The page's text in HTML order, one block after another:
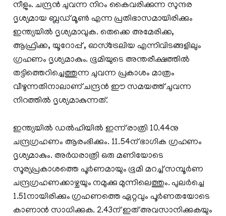
നീളും. ചന്ദ്രന്‍ ചുവന്ന നിറം കൈവരിക്കുന്ന സുന്ദര
ദൃശ്യമായ ബ്ലഡ് മൂണ്‍ എന്ന പ്രതിഭാസമായിരിക്കും
ഇന്ത്യയില്‍ ദൃശ്യമാവുക. തെക്കെ അമേരിക്ക,
ആഫ്രിക്ക, യൂറോപ്പ് , ഓസ്‌ട്രേലിയ എന്നിവിടങ്ങളിലും
ഗ്രഹണം ദൃശ്യമാകും. ഭൂമിയുടെ അന്തരീക്ഷത്തില്‍
തട്ടിത്തെറിച്ചെത്തുന്ന ചുവന്ന പ്രകാശം മാത്രം
വീഴുന്നതിനാലാണ് ചന്ദ്രന്‍ ഈ സമയത്ത് ചുവന്ന
നിറത്തില്‍ ദൃശ്യമാകുന്നത്.
ഇന്ത്യയില്‍ ഡല്‍ഹിയില്‍ ഇന്ന് രാത്രി 10.44നു
ചന്ദ്രഗ്രഹണം ആരംഭിക്കും. 11.54ന് ഭാഗിക ഗ്രഹണം
ദൃശ്യമാകും. അര്‍ധരാത്രി ഒരു മണിയോടെ
സൂര്യപ്രകാശത്തെ പൂര്‍ണമായും ഭൂമി മറച്ച് സമ്പൂര്‍ണ
ചന്ദ്രഗ്രഹണക്കാഴ്ചയും നമുക്കു മുന്നിലെത്തും. പുലര്‍ച്ചെ
1.51നായിരിക്കും ഗ്രഹണത്തെ ഏറ്റവും പൂര്‍ണതയോടെ
കാണാന്‍ സാധിക്കുക. 2.43ന് ഇത് അവസാനിക്കുകയും